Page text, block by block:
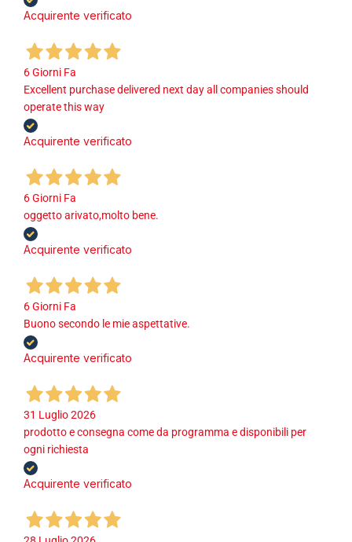
Acquirente verificato
6 Giorni Fa
Excellent purchase delivered next day all companies should
operate this way
Acquirente verificato
6 Giorni Fa
oggetto arivato,molto bene.
Acquirente verificato
6 Giorni Fa
Buono secondo le mie aspettative.
Acquirente verificato
31 Luglio 2026
prodotto e consegna come da programma e disponibili per
ogni richiesta
Acquirente verificato